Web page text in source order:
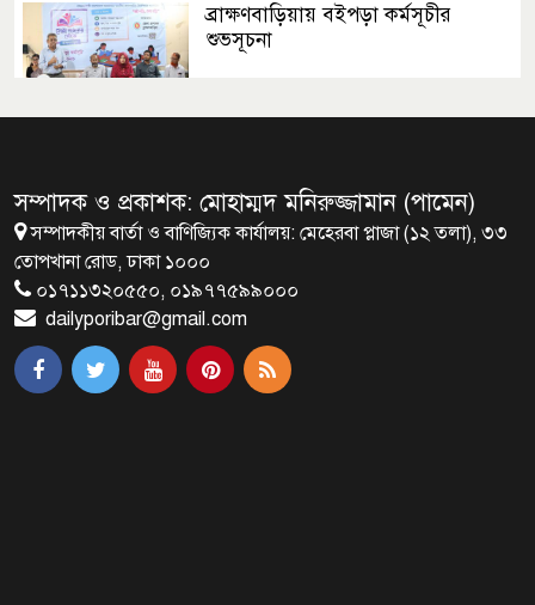
ব্রাক্ষণবাড়িয়ায় বইপড়া কর্মসূচীর
শুভসূচনা
৪ বিয়ের পর অন্য নারীর ঘরে জামায়াত
প্রধানমন্ত্রীর সঙ্গে সাক্ষাৎ সৌদি আরবের
উপ পররাষ্ট্রমন্ত্রীর
সম্পাদক ও প্রকাশক: মোহাম্মদ মনিরুজ্জামান (পামেন)
সম্পাদকীয় বার্তা ও বাণিজ্যিক কার্যালয়: মেহেরবা প্লাজা (১২ তলা), ৩৩
তোপখানা রোড, ঢাকা ১০০০
০১৭১১৩২০৫৫০, ০১৯৭৭৫৯৯০০০
dailyporibar@gmail.com